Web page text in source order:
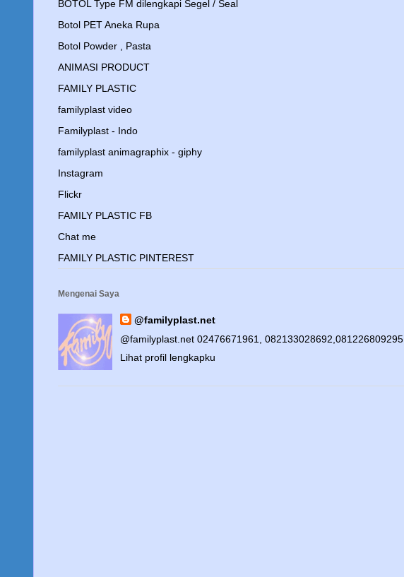
BOTOL Type FM dilengkapi Segel / Seal
Botol PET Aneka Rupa
Botol Powder , Pasta
ANIMASI PRODUCT
FAMILY PLASTIC
familyplast video
Familyplast - Indo
familyplast animagraphix - giphy
Instagram
Flickr
FAMILY PLASTIC FB
Chat me
FAMILY PLASTIC PINTEREST
Mengenai Saya
@familyplast.net
@familyplast.net 02476671961, 082133028692,081226809295
Lihat profil lengkapku